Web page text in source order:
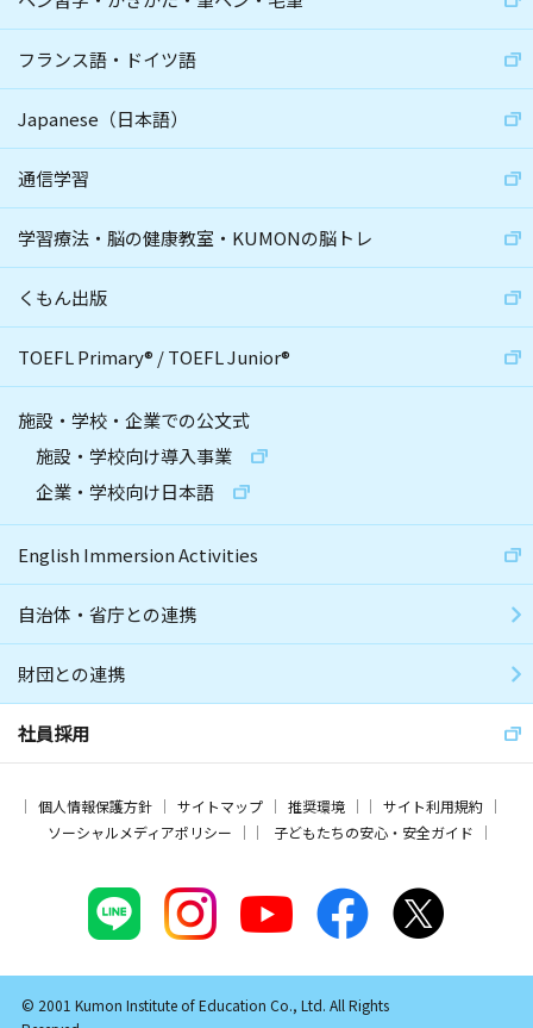
フランス語・ドイツ語
Japanese（日本語）
通信学習
学習療法・脳の健康教室・KUMONの脳トレ
くもん出版
TOEFL Primary® /TOEFL Junior®
施設・学校・企業での公文式
施設・学校向け導入事業
企業・学校向け日本語
English Immersion Activities
自治体・省庁との連携
財団との連携
社員採用
個人情報保護方針 サイトマップ 推奨環境
サイト利用規約
ソーシャルメディアポリシー
子どもたちの安心・安全ガイド
© 2001 Kumon Institute of Education Co., Ltd. All Rights